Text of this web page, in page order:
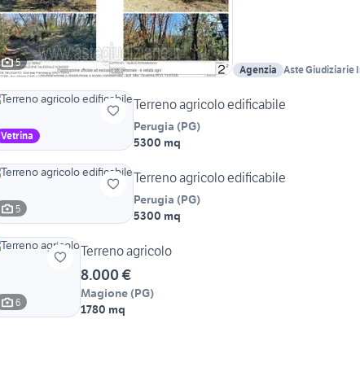
5
Agenzia Aste Giudiziarie
Vetrina
Terreno agricolo edificabile
Perugia (PG)
5300 mq
5
Terreno agricolo edificabile
Perugia (PG)
5300 mq
6
Terreno agricolo
8.000 €
Magione (PG)
1780 mq